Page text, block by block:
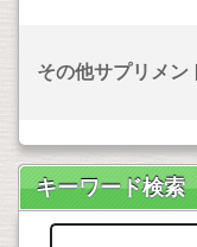
その他サプリメン
キーワード検索